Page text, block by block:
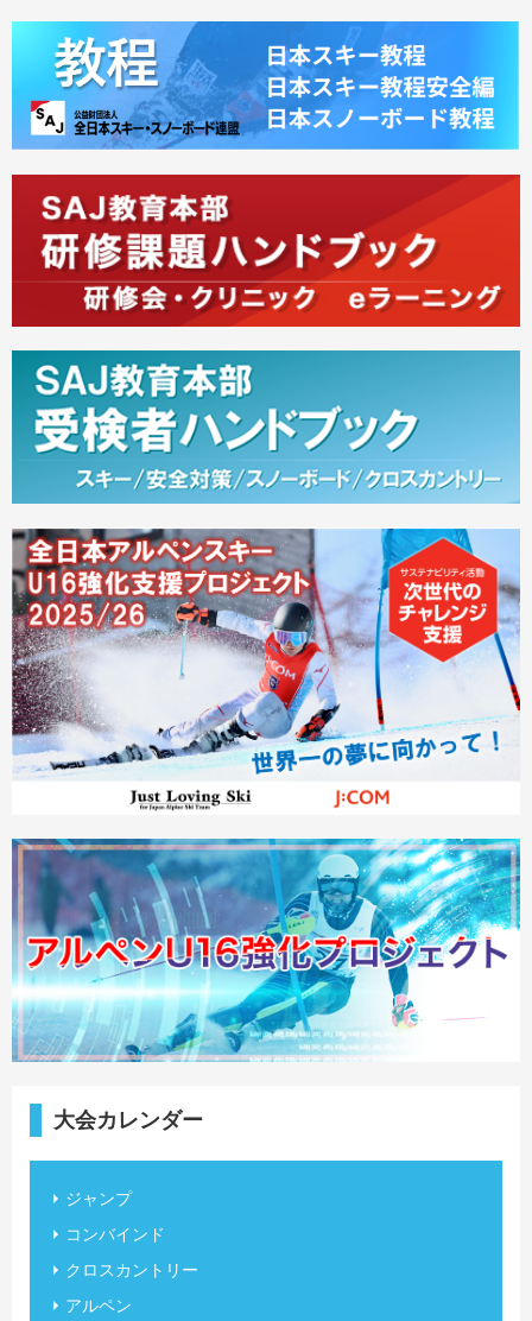
大会カレンダー
ジャンプ
コンバインド
クロスカントリー
アルペン